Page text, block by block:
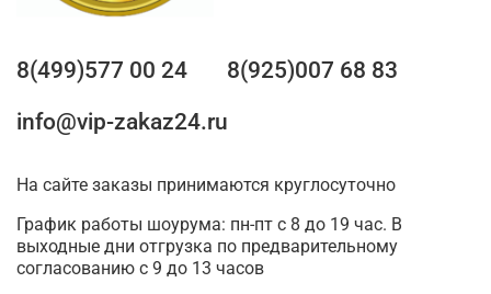
8(499)577 00 24
8(925)007 68 83
info@vip-zakaz24.ru
На сайте заказы принимаются круглосуточно
График работы шоурума: пн-пт с 8 до 19 час. В
выходные дни отгрузка по предварительному
согласованию с 9 до 13 часов